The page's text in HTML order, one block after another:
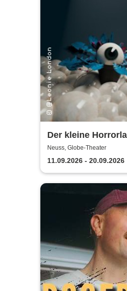
Der kleine
Kulturforum Alte
Musikschule Neuss
Neuss, Globe-Theater
11.09.2026 - 20.09.2026